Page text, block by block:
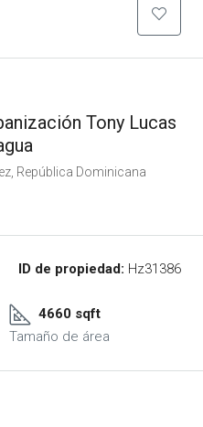
Tony Lucas
República Dominicana
ID de propiedad: Hz31386
4660 sqft
Tamaño de área